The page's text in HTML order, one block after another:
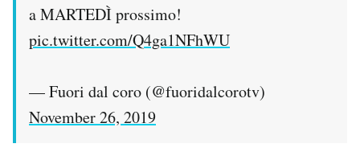
a MARTEDÌ prossimo!
pic.twitter.com/Q4ga1NFhWU
— Fuori dal coro (@fuoridalcorotv)
November 26, 2019